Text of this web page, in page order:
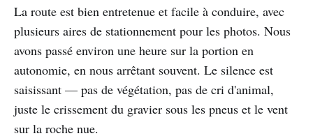
La route est bien entretenue et facile à conduire, avec
plusieurs aires de stationnement pour les photos. Nous
avons passé environ une heure sur la portion en
autonomie, en nous arrêtant souvent. Le silence est
saisissant — pas de végétation, pas de cri d'animal,
juste le crissement du gravier sous les pneus et le vent
sur la roche nue.